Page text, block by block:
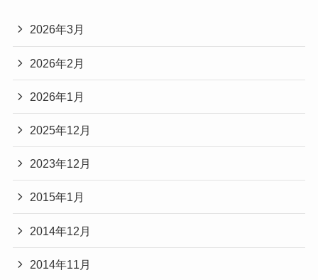
2026年3月
2026年2月
2026年1月
2025年12月
2023年12月
2015年1月
2014年12月
2014年11月